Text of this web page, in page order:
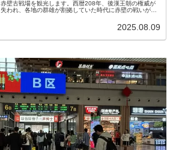
赤壁古戦場を観光します。西暦208年、後漢王朝の権威が
失われ、各地の群雄が割拠していた時代に赤壁の戦いが起
2025.08.09